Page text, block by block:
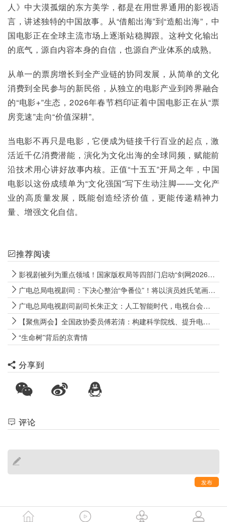
人》中大漠孤烟的东方美学，都是在用世界通用的影视语
言，讲述独特的中国故事。从“借船出海”到“造船出海”，中
国电影正在全球主流市场上逐渐站稳脚跟。这种文化输出
的底气，源自内容本身的自信，也源自产业体系的成熟。
从单一的票房增长到全产业链的协同发展，从简单的文化
消费到全民参与的新民俗，从独立的电影产业到跨界融合
的“电影+”生态，2026年春节档印证着中国电影正在从“票
房竞速”走向“价值深耕”。
当电影不再只是电影，它便成为链接千行百业的起点，激
活近千亿消费潜能，演化为文化出海的全球同频，赋能前
沿技术用心讲好故事内核。正值“十五五”开局之年，中国
电影以这份成绩单为“文化强国”写下生动注脚——文化产
业的高质量发展，既能创造经济价值，更能传递精神力
量、增强文化自信。
推荐阅读
影视剧被列为重点领域！国家版权局等四部门启动“剑网2026”专项行动
广电总局电视剧司：下决心整治“争番位”！将以演员姓氏笔画为序
广电总局电视剧司副司长朱正文：人工智能时代，电视台会迎来新机遇
【聚焦两会】全国政协委员傅若清：构建科学院线、提升电影国际传播效能
“生命树”背后的京青情
分享到
评论
发布